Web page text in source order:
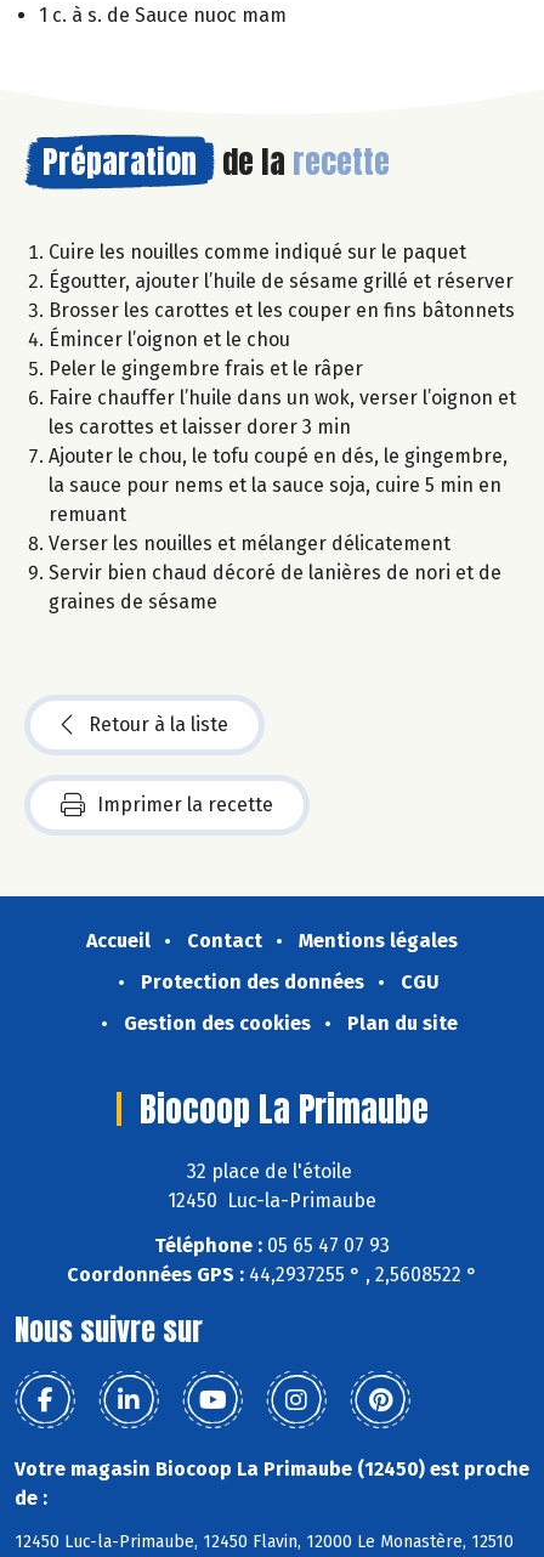
1 c. à s. de Sauce nuoc mam
Préparation de la recette
Cuire les nouilles comme indiqué sur le paquet
Égoutter, ajouter l’huile de sésame grillé et réserver
Brosser les carottes et les couper en fins bâtonnets
Émincer l’oignon et le chou
Peler le gingembre frais et le râper
Faire chauffer l’huile dans un wok, verser l’oignon et
les carottes et laisser dorer 3 min
Ajouter le chou, le tofu coupé en dés, le gingembre,
la sauce pour nems et la sauce soja, cuire 5 min en
remuant
Verser les nouilles et mélanger délicatement
Servir bien chaud décoré de lanières de nori et de
graines de sésame
Retour à la liste
Imprimer la recette
Accueil Contact
Mentions légales
Protection des données
CGU
Gestion des cookies
Plan du site
Biocoop La Primaube
32 place de l'étoile
12450 Luc-la-Primaube
Téléphone : 05 65 47 07 93
Coordonnées GPS : 44,2937255 ° , 2,5608522 °
Nous suivre sur
Votre magasin Biocoop La Primaube (12450) est proche
de :
12450 Luc-la-Primaube, 12450 Flavin, 12000 Le Monastère, 12510